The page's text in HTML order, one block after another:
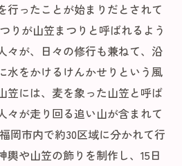
行ったことが始まりだとされて
りが山笠まつりと呼ばれるよう
々が、日々の修行も兼ねて、沿
水をかけるけんかせりという風
笠には、麦を象った山笠と呼ば
々が走り回る追い山が含まれて
岡市内で約30区域に分かれて行
輿や山笠の飾りを制作し、15日